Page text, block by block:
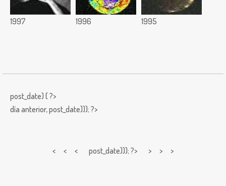
1997 1996 1995
post_date) { ?>
día anterior,post_date))); ?>
< < < post_date))); ?> > > >